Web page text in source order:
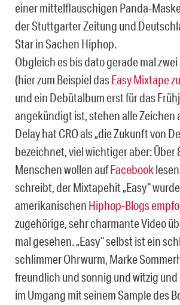
einer mittelflauschigen Panda-
der Stuttgarter Zeitung und
Star in Sachen Hiphop.
Obgleich es bis dato gerade mal
(hier zum Beispiel dasEasy Mixtape
und ein Debütalbum erst für das
angekündigt ist, stehen alle Zeichen
Delay hat CRO als „die Zukunft von
bezeichnet, viel wichtiger aber: Über
Menschen wollen aufFacebook
schreibt, der Mixtapehit „Easy“
amerikanischen Hiphop-Blogs
zugehörige, sehr charmante Video
mal gesehen. „Easy“ selbst ist ein
schlimmer Ohrwurm, Marke
freundlich und sonnig und witzig
im Umgang mit seinem Sample des